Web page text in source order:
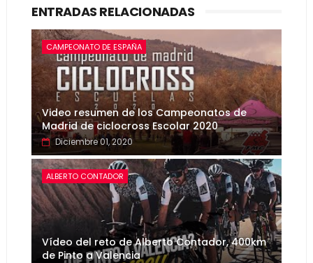
ENTRADAS RELACIONADAS
CAMPEONATO DE ESPAÑA
Video resumen de los Campeonatos de
Madrid de ciclocross Escolar 2020
Diciembre 01, 2020
ALBERTO CONTADOR
Vídeo del reto de Alberto Contador, 400km
de Pinto a Valencia